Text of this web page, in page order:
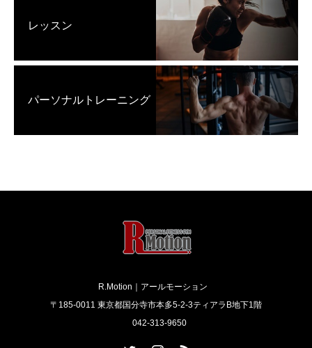
レッスン
パーソナルトレーニング
R.Motion｜アールモーション
〒185-0011 東京都国分寺市本多5-2-3ティアラB地下1階
042-313-9650